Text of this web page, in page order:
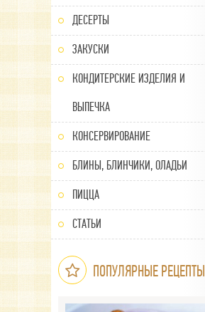
ДЕСЕРТЫ
ЗАКУСКИ
КОНДИТЕРСКИЕ ИЗДЕЛИЯ И
ВЫПЕЧКА
КОНСЕРВИРОВАНИЕ
БЛИНЫ, БЛИНЧИКИ, ОЛАДЬИ
ПИЦЦА
СТАТЬИ
ПОПУЛЯРНЫЕ РЕЦЕПТЫ